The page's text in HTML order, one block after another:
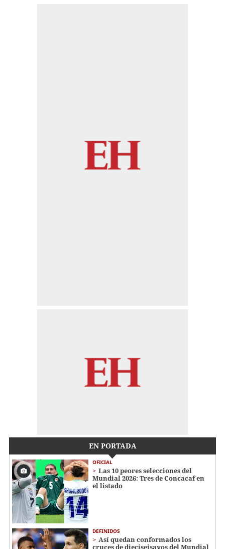
EN PORTADA
OFICIAL
Las 10 peores selecciones del
Mundial 2026: Tres de Concacaf en
el listado
DEFINIDOS
Así quedan conformados los
cruces de dieciseisavos del Mundial